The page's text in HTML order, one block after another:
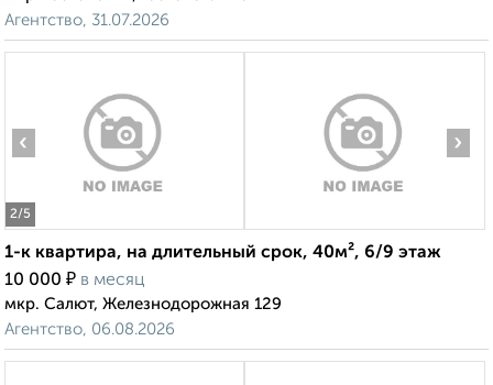
Агентство, 31.07.2026
2/5
‹ ›
1-к квартира, на длительный срок, 40м², 6/9 этаж
10 000 ₽ в месяц
мкр. Салют, Железнодорожная 129
Агентство, 06.08.2026